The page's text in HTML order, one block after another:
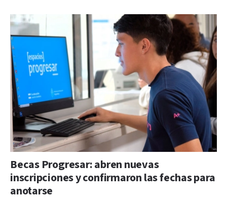
Becas Progresar: abren nuevas
inscripciones y confirmaron las fechas para
anotarse